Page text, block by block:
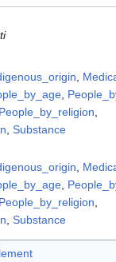
,
,
People_by_religion,
,Substance
,
,
People_by_religion,
,Substance